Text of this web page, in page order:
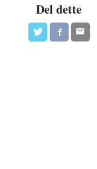
Del dette